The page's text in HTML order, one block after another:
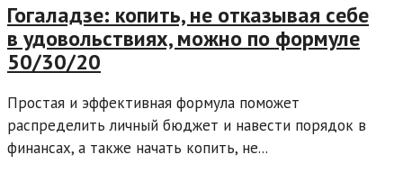
Гогаладзе: копить, не отказывая себе
в удовольствиях, можно по формуле
50/30/20
Простая и эффективная формула поможет
распределить личный бюджет и навести порядок в
финансах, а также начать копить, не...